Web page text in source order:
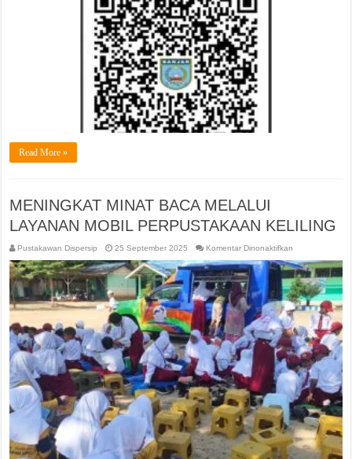
Read More »
MENINGKAT MINAT BACA MELALUI
LAYANAN MOBIL PERPUSTAKAAN KELILING
Pustakawan Dispersip 25 September 2025 Komentar Dinonaktifkan
MINAT
BACA
MELALUI
LAYANAN
MOBIL
KELILING